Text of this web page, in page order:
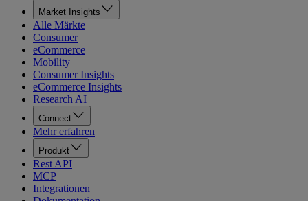
Market Insights
Alle Märkte
Consumer
eCommerce
Mobility
Consumer Insights
eCommerce Insights
Research AI
Connect
Mehr erfahren
Produkt
Rest API
MCP
Integrationen